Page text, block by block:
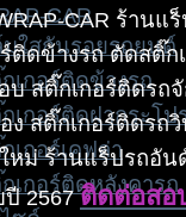
CAR
ใสกันรอยรถยนต์
เกอร์ติดข้างรถ
เกอร์ติดฝากระโป
เกอร์เคฟล่า
เกอร์ติดหลังคารถ
CAR ร้านแ
ติดข้างรถ ตัดสติ๊ก
บ สติ๊กเกอร์ติดรถ
สติ๊กเกอร์ติดรถ
หม่ ร้านแร็ปรถอัน
2567ติดต่อสอ